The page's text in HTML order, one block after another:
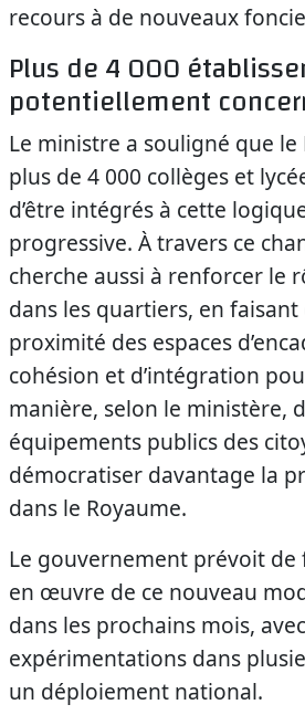
recours à de nouveaux
Plus de 4 000
potentiellement
Le ministre a souligné que
plus de 4 000 collèges et
d’être intégrés à cette
progressive. À travers ce
cherche aussi à renforcer le
dans les quartiers, en
proximité des espaces
cohésion et d’intégration
manière, selon le ministère,
équipements publics des
démocratiser davantage la
dans le Royaume.
Le gouvernement prévoit de
en œuvre de ce nouveau
dans les prochains mois,
expérimentations dans
un déploiement national.